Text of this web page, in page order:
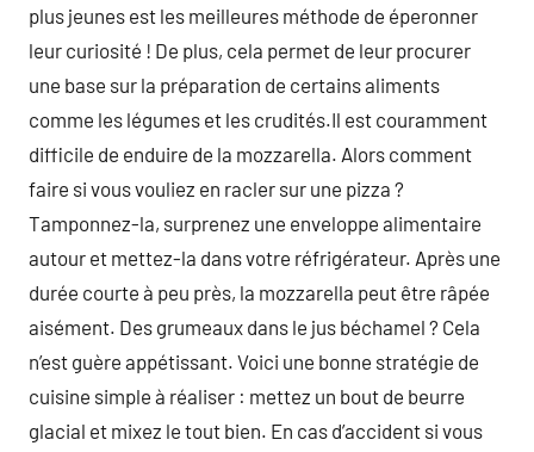
plus jeunes est les meilleures méthode de éperonner
leur curiosité ! De plus, cela permet de leur procurer
une base sur la préparation de certains aliments
comme les légumes et les crudités.Il est couramment
difficile de enduire de la mozzarella. Alors comment
faire si vous vouliez en racler sur une pizza ?
Tamponnez-la, surprenez une enveloppe alimentaire
autour et mettez-la dans votre réfrigérateur. Après une
durée courte à peu près, la mozzarella peut être râpée
aisément. Des grumeaux dans le jus béchamel ? Cela
n’est guère appétissant. Voici une bonne stratégie de
cuisine simple à réaliser : mettez un bout de beurre
glacial et mixez le tout bien. En cas d’accident si vous